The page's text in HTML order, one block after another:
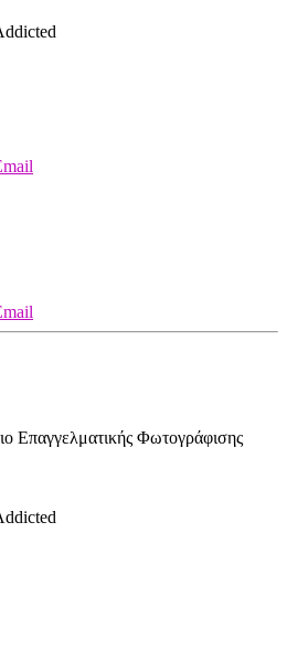
Επαγγελματικής Φωτογράφισης